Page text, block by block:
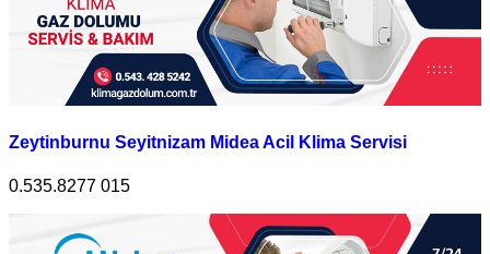
Zeytinburnu Seyitnizam Midea Acil Klima Servisi
0.535.8277 015